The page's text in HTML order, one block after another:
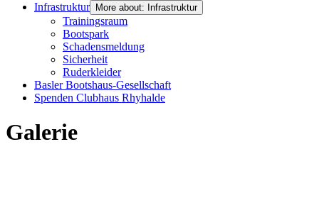
Infrastruktur
More about: Infrastruktur
Trainingsraum
Bootspark
Schadensmeldung
Sicherheit
Ruderkleider
Basler Bootshaus-Gesellschaft
Spenden Clubhaus Rhyhalde
Galerie